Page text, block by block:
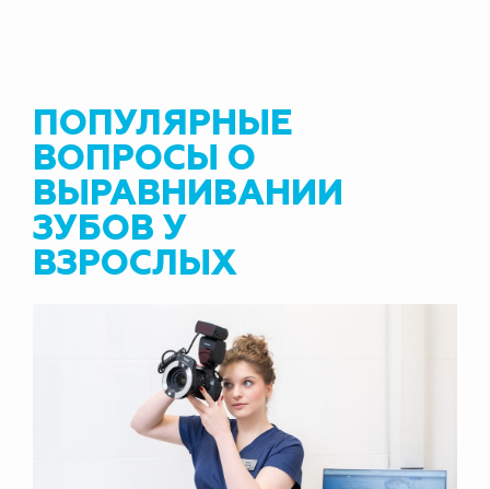
ПОПУЛЯРНЫЕ
ВОПРОСЫ О
ВЫРАВНИВАНИИ
ЗУБОВ У
ВЗРОСЛЫХ